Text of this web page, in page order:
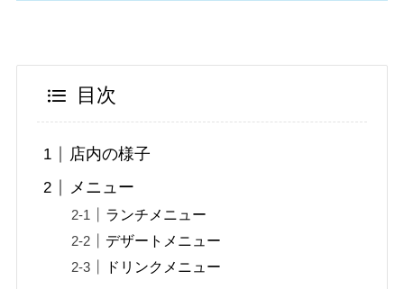
目次
店内の様子
メニュー
ランチメニュー
デザートメニュー
ドリンクメニュー